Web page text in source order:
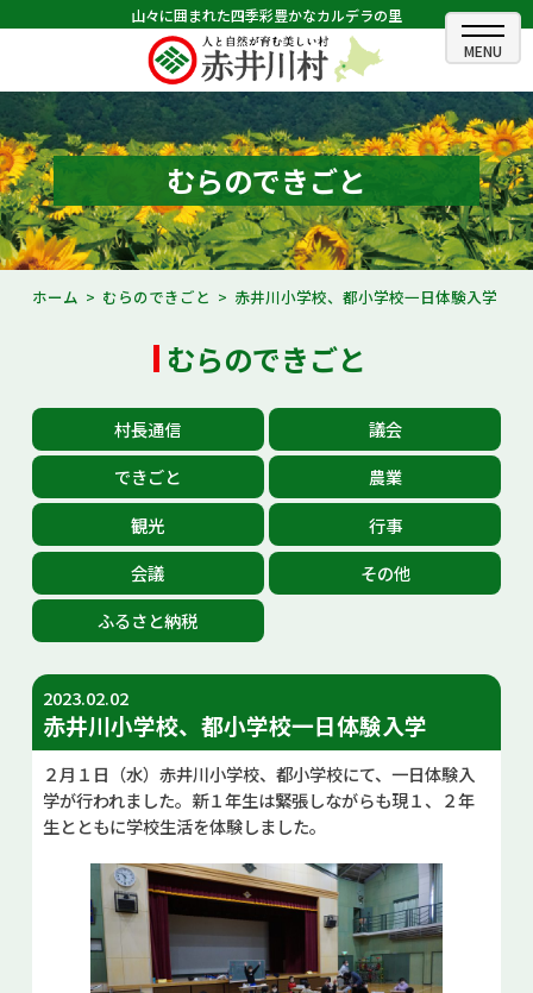
山々に囲まれた四季彩豊かなカルデラの里
ホーム
むらのできごと
むらのプロフィール
くらしの情報
観光・イベント情報
あかいがわ広報
お問い合せ
Select Language
むらのできごと
ホーム むらのできごと 赤井川小学校、都小学校一日体験入学
むらのできごと
村長通信
議会
できごと
農業
観光
行事
会議
その他
ふるさと納税
2023.02.02
赤井川小学校、都小学校一日体験入学
２月１日（水）赤井川小学校、都小学校にて、一日体験入
学が行われました。新１年生は緊張しながらも現１、２年
生とともに学校生活を体験しました。